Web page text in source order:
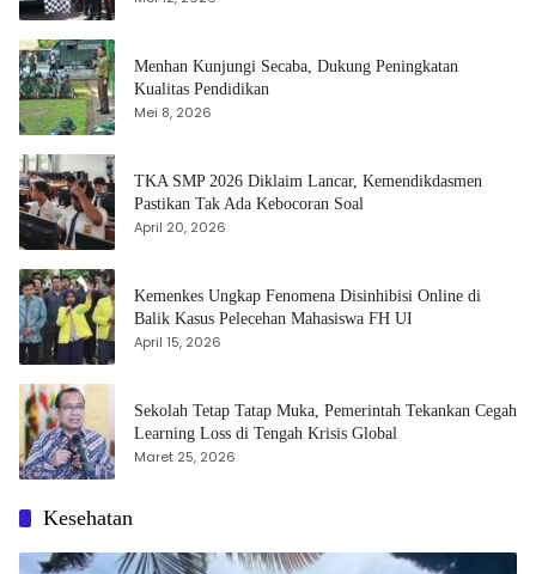
Menhan Kunjungi Secaba, Dukung Peningkatan
Kualitas Pendidikan
Mei 8, 2026
TKA SMP 2026 Diklaim Lancar, Kemendikdasmen
Pastikan Tak Ada Kebocoran Soal
April 20, 2026
Kemenkes Ungkap Fenomena Disinhibisi Online di
Balik Kasus Pelecehan Mahasiswa FH UI
April 15, 2026
Sekolah Tetap Tatap Muka, Pemerintah Tekankan Cegah
Learning Loss di Tengah Krisis Global
Maret 25, 2026
Kesehatan